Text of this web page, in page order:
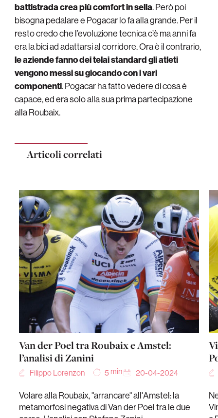
battistrada crea più comfort in sella. Però poi
bisogna pedalare e Pogacar lo fa alla grande. Per il
resto credo che l’evoluzione tecnica c’è ma anni fa
era la bici ad adattarsi al corridore. Ora è il contrario,
le aziende fanno dei telai standard gli atleti
vengono messi su giocando con i vari
componenti. Pogacar ha fatto vedere di cosa è
capace, ed era solo alla sua prima partecipazione
alla Roubaix.
Articoli correlati
Van der Poel tra Roubaix e Amstel:
l’analisi di Zanini
Filippo Lorenzon 5 min 20-04-2024
Volare alla Roubaix, "arrancare" all'Amstel: la
metamorfosi negativa di Van der Poel tra le due